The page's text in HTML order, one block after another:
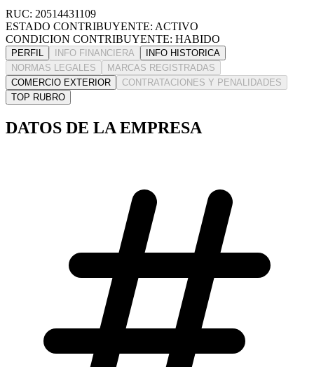
RUC: 20514431109
ESTADO CONTRIBUYENTE: ACTIVO
CONDICION CONTRIBUYENTE: HABIDO
PERFIL INFO FINANCIERA
INFO HISTORICA
NORMAS LEGALES
MARCAS REGISTRADAS
COMERCIO EXTERIOR
CONTRATACIONES Y PENALIDADES
TOP RUBRO
DATOS DE LA EMPRESA